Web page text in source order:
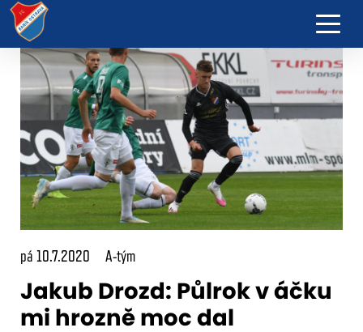
pá 10.7.2020 A-tým
Jakub Drozd: Půlrok v áčku
mi hrozně moc dal